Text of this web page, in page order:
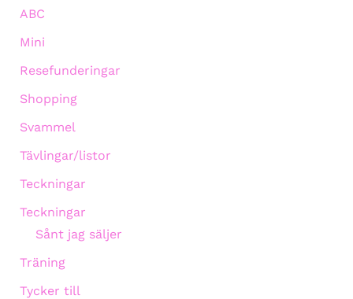
ABC
Mini
Resefunderingar
Shopping
Svammel
Tävlingar/listor
Teckningar
Teckningar
Sånt jag säljer
Träning
Tycker till